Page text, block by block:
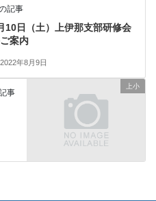
記事
10日（土）上伊那支部研修会
案内
2022年8月9日
上小
事